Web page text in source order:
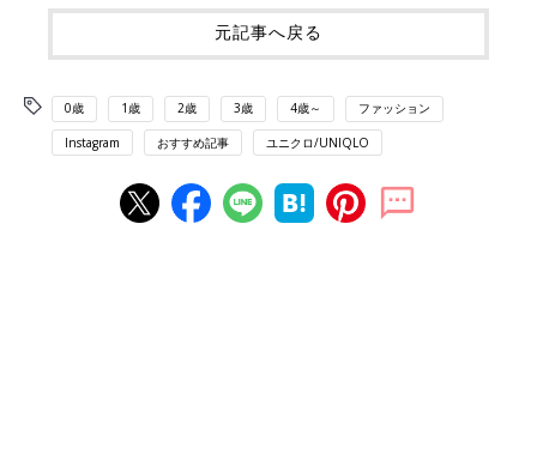
元記事へ戻る
0歳 1歳 2歳 3歳 4歳～ ファッション
Instagram おすすめ記事 ユニクロ/UNIQLO